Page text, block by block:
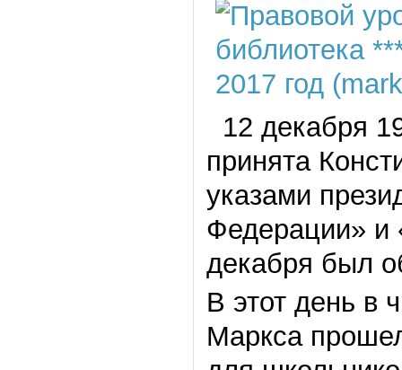
12 декабря
принята
указами
Федерации» и
декабря был
В этот день в
Маркса